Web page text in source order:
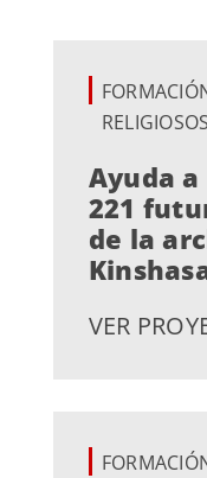
Ayuda
221
de la
VER